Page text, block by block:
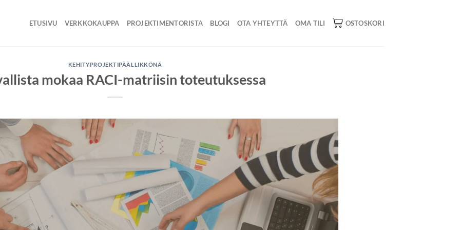
ETUSIVU VERKKOKAUPPA PROJEKTIMENTORISTA BLOGI OTA YHTEYTTÄ OMA TILI OSTOSKORI
KEHITYPROJEKTIPÄÄLLIKKÖNÄ
mokaa RACI-matriisin toteutuksessa